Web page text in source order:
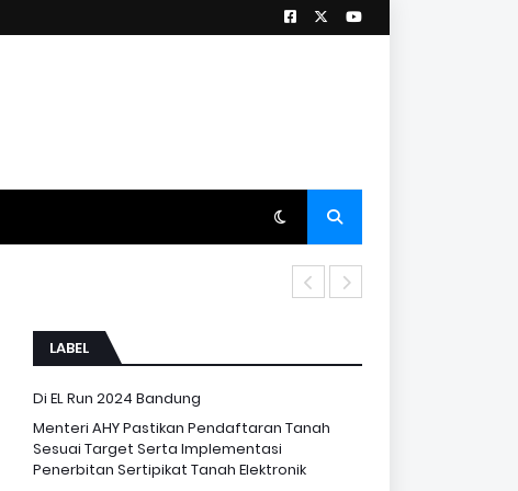
LABEL
Di EL Run 2024 Bandung
Menteri AHY Pastikan Pendaftaran Tanah
Sesuai Target Serta Implementasi
Penerbitan Sertipikat Tanah Elektronik